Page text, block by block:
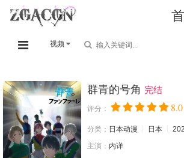
视频
群青的号角 完结
评分： 8.0
分类： 日本动漫 日本
主演： 内详